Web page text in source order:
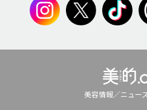
美容情報／ニュー